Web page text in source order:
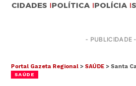
CIDADES POLÍTICA POLÍCIA
- PUBLICIDADE -
Portal Gazeta Regional >SAÚDE > Santa Casa de
SAÚDE